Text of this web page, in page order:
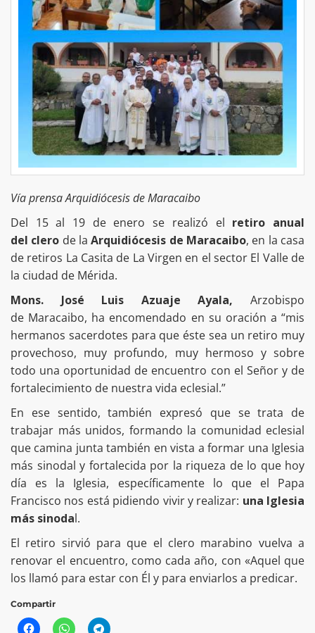
Vía prensa Arquidiócesis de Maracaibo
Del 15 al 19 de enero se realizó el retiro anual
del clero de laArquidiócesis de Maracaibo, en la casa
de retiros La Casita de La Virgen en el sector El Valle de
la ciudad de Mérida.
Mons. José Luis Azuaje Ayala, Arzobispo
de Maracaibo, ha encomendado en su oración a “mis
hermanos sacerdotes para que éste sea un retiro muy
provechoso, muy profundo, muy hermoso y sobre
todo una oportunidad de encuentro con el Señor y de
fortalecimiento de nuestra vida eclesial.”
En ese sentido, también expresó que se trata de
trabajar más unidos, formando la comunidad eclesial
que camina junta también en vista a formar una Iglesia
más sinodal y fortalecida por la riqueza de lo que hoy
día es la Iglesia, específicamente lo que el Papa
Francisco nos está pidiendo vivir y realizar: una Iglesia
más sinodal.
El retiro sirvió para que el clero marabino vuelva a
renovar el encuentro, como cada año, con «Aquel que
los llamó para estar con Él y para enviarlos a predicar.
Compartir